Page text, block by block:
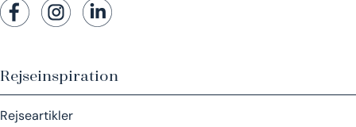
Rejseinspiration
Rejseartikler